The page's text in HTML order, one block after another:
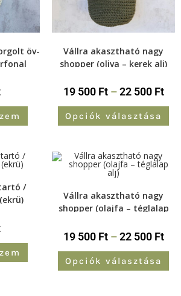
öv-
Vállra akasztható nagy
shopper (oliva – kerek alj)
19 500 Ft–22 500 Ft
Opciók választása
/
Vállra akasztható nagy
shopper (olajfa – téglalap
19 500 Ft–22 500 Ft
Opciók választása